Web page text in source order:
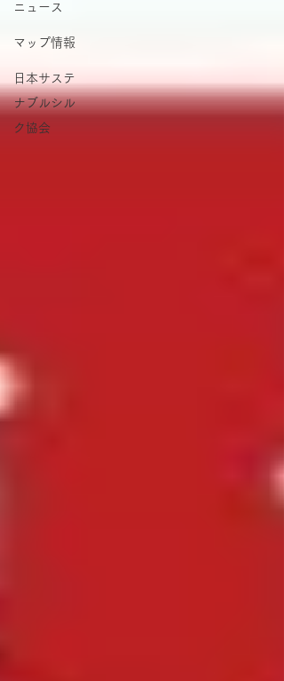
ニュース
マップ情報
日本サステ
ナブルシル
ク協会